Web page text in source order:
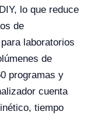
lo que reduce
de
laboratorios
de
programas y
cuenta
tiempo